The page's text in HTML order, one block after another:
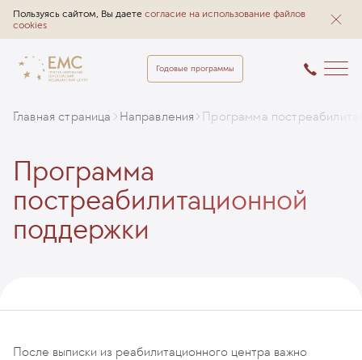
Пользуясь сайтом, Вы даете согласие на использование файлов
cookies
Годовые программы
Главная страница Направления Программа
Программа
постреабилитационной
поддержки
После выписки из реабилитационного центра важно